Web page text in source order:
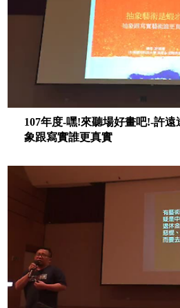
107年度-嘿!來聽場好畫吧!-許
象跟寫實誰更真實